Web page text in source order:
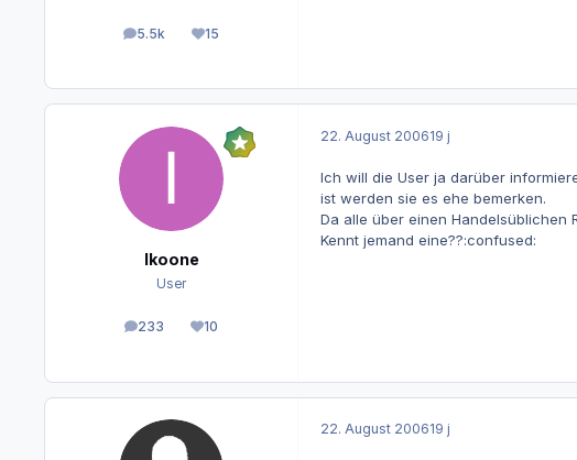
5.5k
Beiträge 15
Reputation
Ikoone
User
233
Beiträge 10
Reputation
22. August 200619 j
Ich will die User ja darüber
ist werden sie es ehe bemerken.
Da alle über einen Handelsüblichen
Kennt jemand eine??:confused:
22. August 200619 j